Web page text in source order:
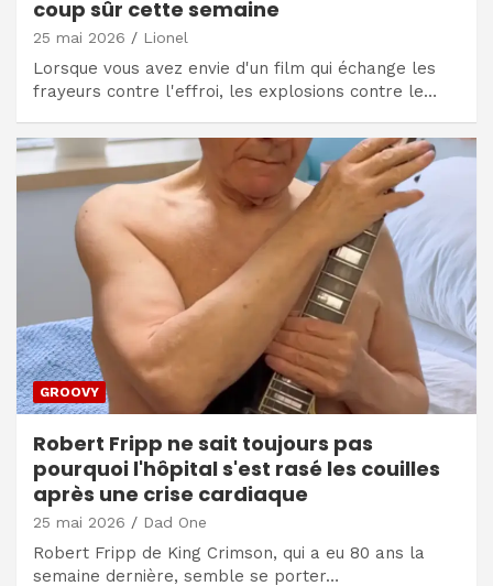
coup sûr cette semaine
25 mai 2026 Lionel
Lorsque vous avez envie d'un film qui échange les
frayeurs contre l'effroi, les explosions contre le…
GROOVY
Robert Fripp ne sait toujours pas
pourquoi l'hôpital s'est rasé les couilles
après une crise cardiaque
25 mai 2026 Dad One
Robert Fripp de King Crimson, qui a eu 80 ans la
semaine dernière, semble se porter…